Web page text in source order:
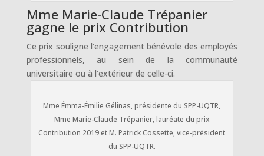
Mme Marie-Claude Trépanier
gagne le prix Contribution
Ce prix souligne l’engagement bénévole des employés
professionnels, au sein de la communauté
universitaire ou à l’extérieur de celle-ci.
Mme Émma-Émilie Gélinas, présidente du SPP-UQTR,
Mme Marie-Claude Trépanier, lauréate du prix
Contribution 2019 et M. Patrick Cossette, vice-président
du SPP-UQTR.